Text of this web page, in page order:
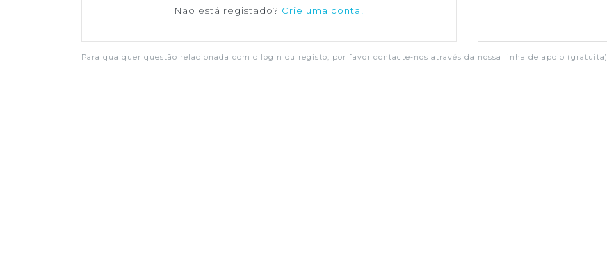
Não está registado? Crie uma conta!
Para qualquer questão relacionada com o login ou registo, por favor contacte-nos através da nossa linha de apoio (gratuita)